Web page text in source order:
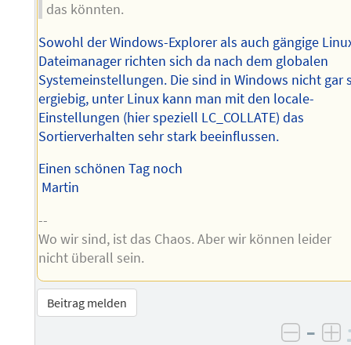
das könnten.
Sowohl der Windows-Explorer als auch gängige
Dateimanager richten sich da nach dem globalen
Systemeinstellungen. Die sind in Windows nicht gar
ergiebig, unter Linux kann man mit den locale-
Einstellungen (hier speziell LC_COLLATE) das
Sortierverhalten sehr stark beeinflussen.
Einen schönen Tag noch
Martin
--
Wo wir sind, ist das Chaos. Aber wir können leider
nicht überall sein.
Beitrag melden
–